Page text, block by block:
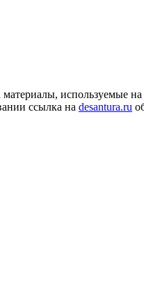
материалы, используемые
ссылка на desantura.ru